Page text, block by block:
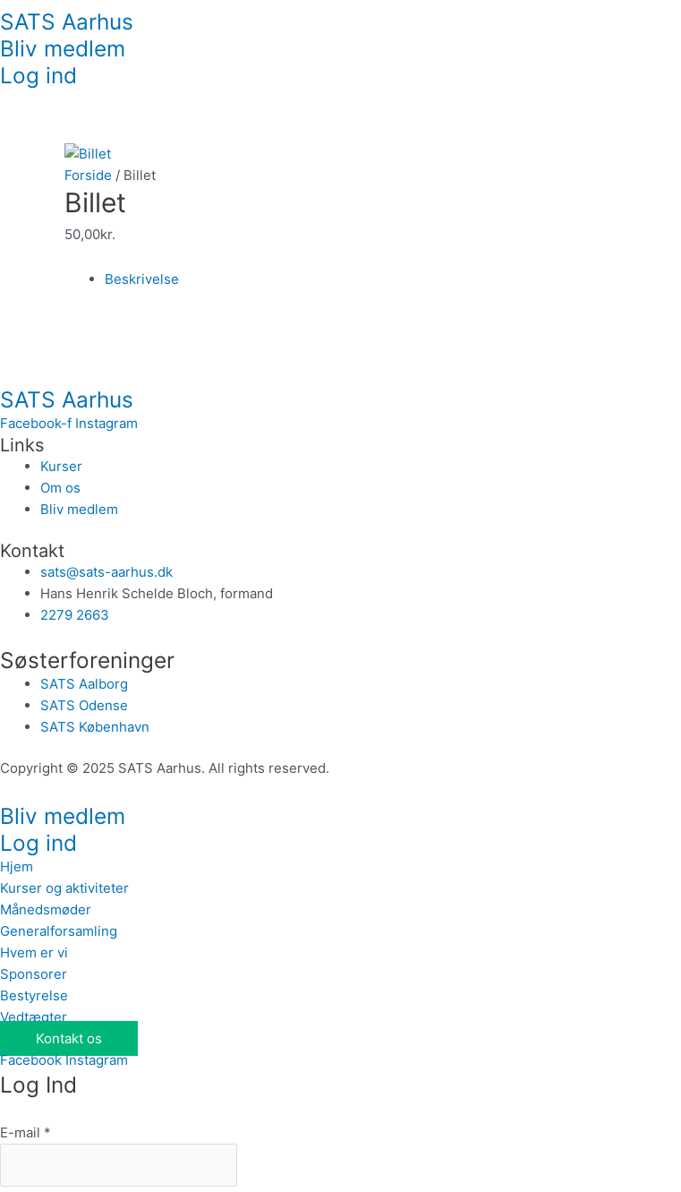
SATS Aarhus
Bliv medlem
Log ind
Forside / Billet
Billet
50,00kr.
Beskrivelse
SATS Aarhus
Facebook-f Instagram
Links
Kurser
Om os
Bliv medlem
Kontakt
sats@sats-aarhus.dk
Hans Henrik Schelde Bloch, formand
2279 2663
Søsterforeninger
SATS Aalborg
SATS Odense
SATS København
Copyright © 2025 SATS Aarhus. All rights reserved.
Bliv medlem
Log ind
Hjem
Kurser og aktiviteter
Månedsmøder
Generalforsamling
Hvem er vi
Sponsorer
Bestyrelse
Vedtægter
Kontakt os
Facebook Instagram
Log Ind
E-mail *